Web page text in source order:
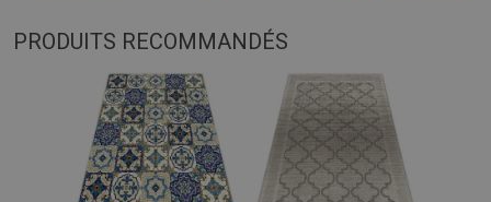
PRODUITS RECOMMANDÉS